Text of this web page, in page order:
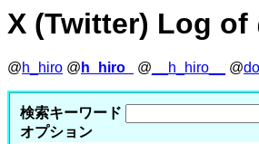
X (Twitter) Log of
@h_hiro @ h_hiro_ @ __h_hiro__ @
検索キーワード
オプション